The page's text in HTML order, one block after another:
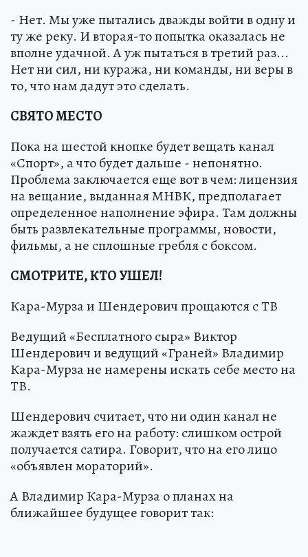
- Нет. Мы уже пытались дважды войти в одну и
ту же реку. И вторая-то попытка оказалась не
вполне удачной. А уж пытаться в третий раз...
Нет ни сил, ни куража, ни команды, ни веры в
то, что нам дадут это сделать.
СВЯТО МЕСТО
Пока на шестой кнопке будет вещать канал
«Спорт», а что будет дальше - непонятно.
Проблема заключается еще вот в чем: лицензия
на вещание, выданная МНВК, предполагает
определенное наполнение эфира. Там должны
быть развлекательные программы, новости,
фильмы, а не сплошные гребля с боксом.
СМОТРИТЕ, КТО УШЕЛ!
Кара-Мурза и Шендерович прощаются с ТВ
Ведущий «Бесплатного сыра» Виктор
Шендерович и ведущий «Граней» Владимир
Кара-Мурза не намерены искать себе место на
ТВ.
Шендерович считает, что ни один канал не
жаждет взять его на работу: слишком острой
получается сатира. Говорит, что на его лицо
«объявлен мораторий».
А Владимир Кара-Мурза о планах на
ближайшее будущее говорит так: